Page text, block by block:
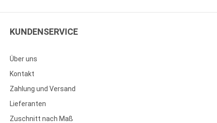
KUNDENSERVICE
Über uns
Kontakt
Zahlung und Versand
Lieferanten
Zuschnitt nach Maß